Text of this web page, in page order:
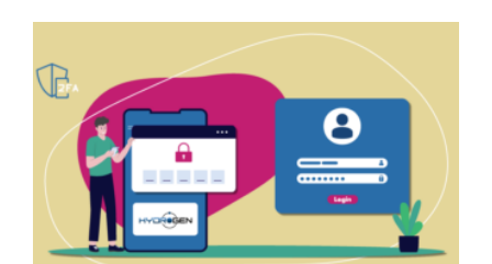
Ново в Hydrogen: Подобрена
защита чрез двуфакторна
автентикация (2FA)